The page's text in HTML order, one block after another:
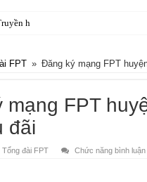
hình FPT là gì? Báo giá
FPT » Đăng ký mạng FPT
FPT
đãi
Tổng đài FPT Chức năng bình luận